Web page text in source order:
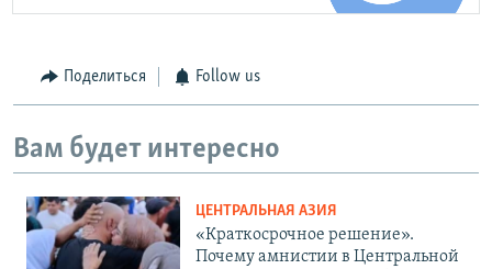
Поделиться Follow us
Вам будет интересно
ЦЕНТРАЛЬНАЯ АЗИЯ
«Краткосрочное решение».
Почему амнистии в Центральной